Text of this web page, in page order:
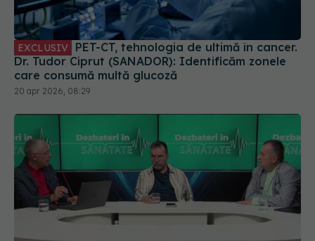
EXCLUSIV
Dr. Tudor Ciprut (SANADOR): Identificăm zonele
care consumă multă glucoză
20 apr 2026, 08:29